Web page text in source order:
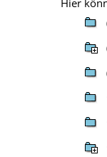
Hier